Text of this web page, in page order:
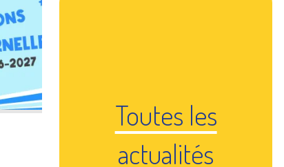
Toutes les
actualités